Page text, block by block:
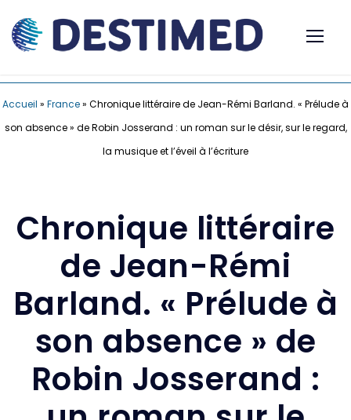
Accueil » France» Chronique littéraire de Jean-Rémi Barland. « Prélude à
son absence » de Robin Josserand : un roman sur le désir, sur le regard,
la musique et l’éveil à l’écriture
Chronique littéraire
de Jean-Rémi
Barland. « Prélude à
son absence » de
Robin Josserand :